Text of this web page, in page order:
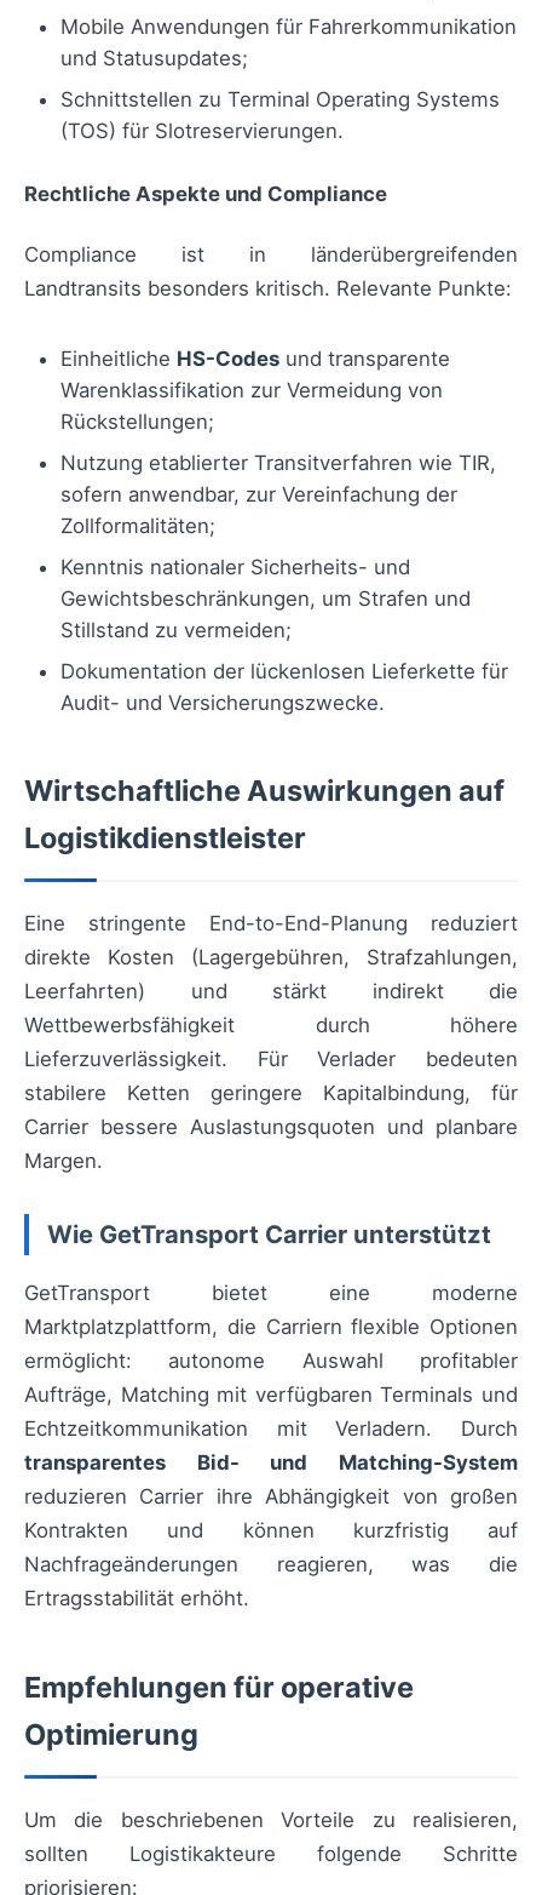
Mobile Anwendungen für Fahrerkommunikation
und Statusupdates;
Schnittstellen zu Terminal Operating Systems
(TOS) für Slotreservierungen.
Rechtliche Aspekte und Compliance
Compliance ist in länderübergreifenden
Landtransits besonders kritisch. Relevante Punkte:
Einheitliche HS-Codes und transparente
Warenklassifikation zur Vermeidung von
Rückstellungen;
Nutzung etablierter Transitverfahren wie TIR,
sofern anwendbar, zur Vereinfachung der
Zollformalitäten;
Kenntnis nationaler Sicherheits- und
Gewichtsbeschränkungen, um Strafen und
Stillstand zu vermeiden;
Dokumentation der lückenlosen Lieferkette für
Audit- und Versicherungszwecke.
Wirtschaftliche Auswirkungen auf
Logistikdienstleister
Eine stringente End-to-End-Planung reduziert
direkte Kosten (Lagergebühren, Strafzahlungen,
Leerfahrten) und stärkt indirekt die
Wettbewerbsfähigkeit durch höhere
Lieferzuverlässigkeit. Für Verlader bedeuten
stabilere Ketten geringere Kapitalbindung, für
Carrier bessere Auslastungsquoten und planbare
Margen.
Wie GetTransport Carrier unterstützt
GetTransport bietet eine moderne
Marktplatzplattform, die Carriern flexible Optionen
ermöglicht: autonome Auswahl profitabler
Aufträge, Matching mit verfügbaren Terminals und
Echtzeitkommunikation mit Verladern. Durch
transparentes Bid- und Matching-System
reduzieren Carrier ihre Abhängigkeit von großen
Kontrakten und können kurzfristig auf
Nachfrageänderungen reagieren, was die
Ertragsstabilität erhöht.
Empfehlungen für operative
Optimierung
Um die beschriebenen Vorteile zu realisieren,
sollten Logistikakteure folgende Schritte
priorisieren: